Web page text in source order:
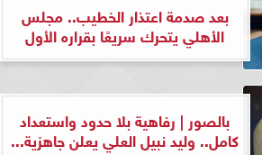
بعد صدمة اعتذار الخطيب.. مجلس
الأهلي يتحرك سريعًا بقراره الأول
بالصور | رفاهية بلا حدود واستعداد
كامل.. وليد نبيل العلي يعلن جاهزية...